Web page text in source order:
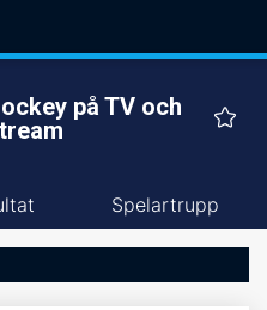
på TV och
Spelartrupp